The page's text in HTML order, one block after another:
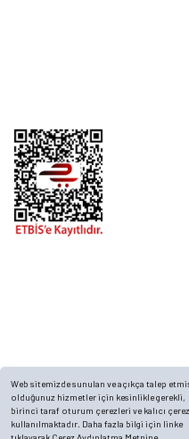
Web sitemizde sunulan ve açıkça talep
olduğunuz hizmetler için kesinlikle gerekli,
birinci taraf oturum çerezleri ve kalıcı
kullanılmaktadır. Daha fazla bilgi için linke